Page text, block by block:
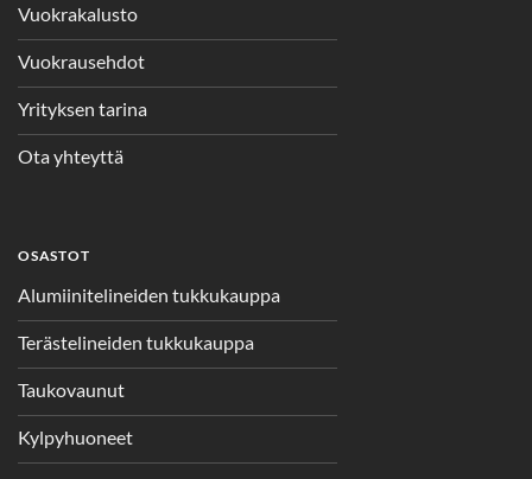
Vuokrakalusto
Vuokrausehdot
Yrityksen tarina
Ota yhteyttä
OSASTOT
Alumiinitelineiden tukkukauppa
Terästelineiden tukkukauppa
Taukovaunut
Kylpyhuoneet